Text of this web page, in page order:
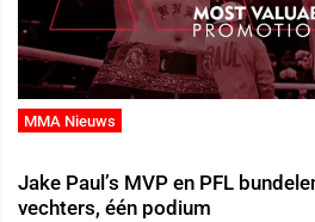
MMA Nieuws
Jake Paul’s MVP en PFL
vechters, één podium